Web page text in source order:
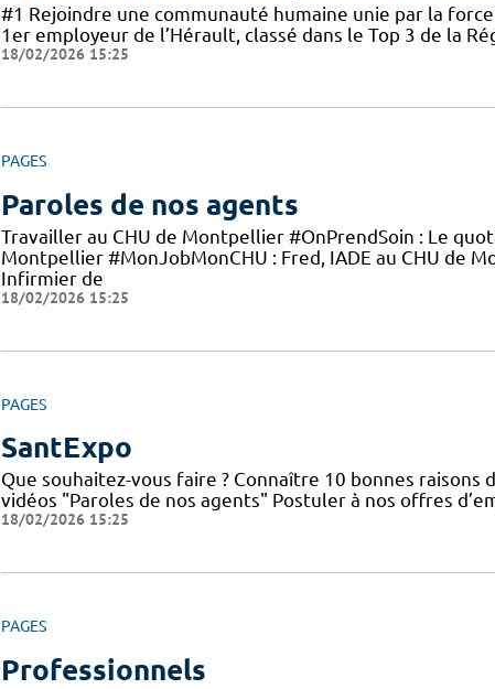
#1 Rejoindre une communauté humaine unie par la
1er employeur de l’Hérault, classé dans le Top 3 de la
18/02/2026 15:25
PAGES
Paroles de nos agents
Travailler au CHU de Montpellier #OnPrendSoin : Le
Montpellier #MonJobMonCHU : Fred, IADE au CHU de
Infirmier de
18/02/2026 15:25
PAGES
SantExpo
Que souhaitez-vous faire ? Connaître 10 bonnes
vidéos "Paroles de nos agents" Postuler à nos offres
18/02/2026 15:25
PAGES
Professionnels